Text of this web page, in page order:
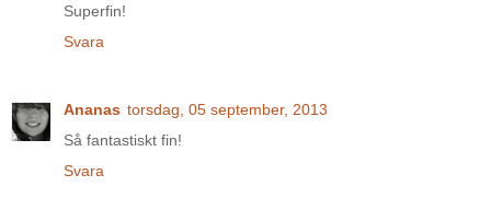
Superfin!
Svara
Ananas torsdag, 05 september, 2013
Så fantastiskt fin!
Svara